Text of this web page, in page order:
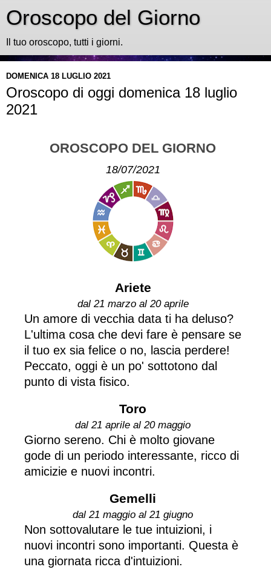
Oroscopo del Giorno
Il tuo oroscopo, tutti i giorni.
DOMENICA 18 LUGLIO 2021
Oroscopo di oggi domenica 18 luglio
2021
OROSCOPO DEL GIORNO
18/07/2021
Ariete
dal 21 marzo al 20 aprile
Un amore di vecchia data ti ha deluso?
L'ultima cosa che devi fare è pensare se
il tuo ex sia felice o no, lascia perdere!
Peccato, oggi è un po' sottotono dal
punto di vista fisico.
Toro
dal 21 aprile al 20 maggio
Giorno sereno. Chi è molto giovane
gode di un periodo interessante, ricco di
amicizie e nuovi incontri.
Gemelli
dal 21 maggio al 21 giugno
Non sottovalutare le tue intuizioni, i
nuovi incontri sono importanti. Questa è
una giornata ricca d'intuizioni.